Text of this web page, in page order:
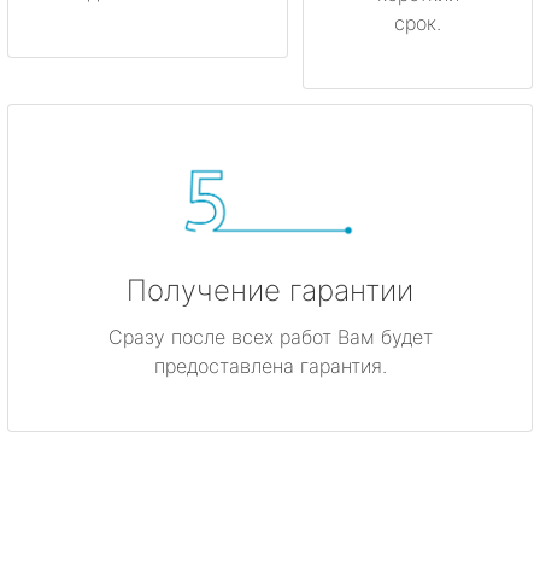
срок.
Получение гарантии
Сразу после всех работ Вам будет
предоставлена гарантия.